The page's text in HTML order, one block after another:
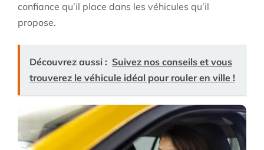
confiance qu’il place dans les véhicules qu’il
propose.
Découvrez aussi : Suivez nos conseils et vous
trouverez le véhicule idéal pour rouler en ville !